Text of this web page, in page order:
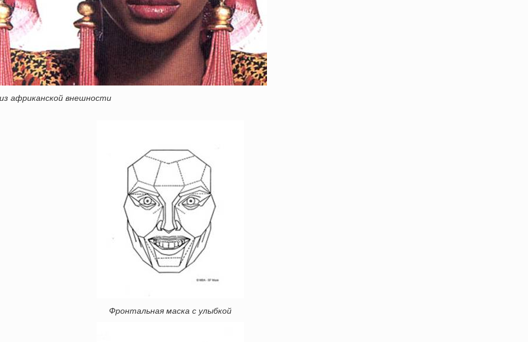
африканской внешности
Фронтальная маска с улыбкой